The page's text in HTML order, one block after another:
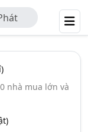
nhà mua lớn và